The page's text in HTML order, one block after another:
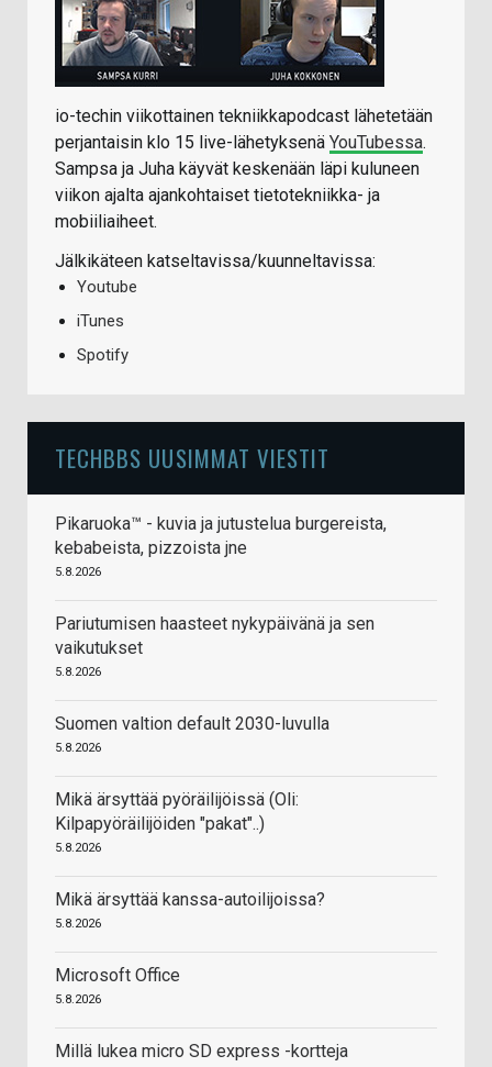
io-techin viikottainen tekniikkapodcast lähetetään
perjantaisin klo 15 live-lähetyksenä YouTubessa.
Sampsa ja Juha käyvät keskenään läpi kuluneen
viikon ajalta ajankohtaiset tietotekniikka- ja
mobiiliaiheet.
Jälkikäteen katseltavissa/kuunneltavissa:
Youtube
iTunes
Spotify
TECHBBS UUSIMMAT VIESTIT
Pikaruoka™ - kuvia ja jutustelua burgereista,
kebabeista, pizzoista jne
5.8.2026
Pariutumisen haasteet nykypäivänä ja sen
vaikutukset
5.8.2026
Suomen valtion default 2030-luvulla
5.8.2026
Mikä ärsyttää pyöräilijöissä (Oli:
Kilpapyöräilijöiden "pakat"..)
5.8.2026
Mikä ärsyttää kanssa-autoilijoissa?
5.8.2026
Microsoft Office
5.8.2026
Millä lukea micro SD express -kortteja